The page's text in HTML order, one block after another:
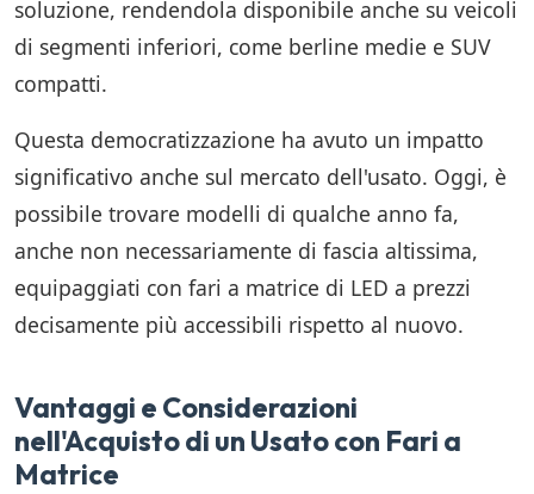
soluzione, rendendola disponibile anche su veicoli
di segmenti inferiori, come berline medie e SUV
compatti.
Questa democratizzazione ha avuto un impatto
significativo anche sul mercato dell'usato. Oggi, è
possibile trovare modelli di qualche anno fa,
anche non necessariamente di fascia altissima,
equipaggiati con fari a matrice di LED a prezzi
decisamente più accessibili rispetto al nuovo.
Vantaggi e Considerazioni
nell'Acquisto di un Usato con Fari a
Matrice